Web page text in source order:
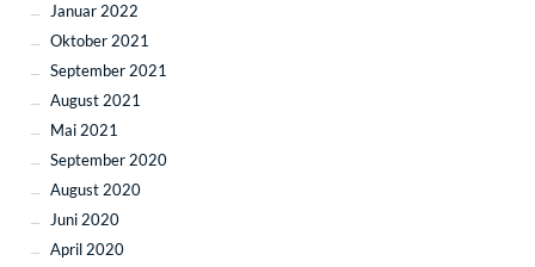
Januar 2022
Oktober 2021
September 2021
August 2021
Mai 2021
September 2020
August 2020
Juni 2020
April 2020